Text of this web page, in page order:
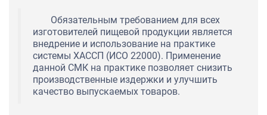
Обязательным требованием для всех
изготовителей пищевой продукции является
внедрение и использование на практике
системы ХАССП (ИСО 22000). Применение
данной СМК на практике позволяет снизить
производственные издержки и улучшить
качество выпускаемых товаров.